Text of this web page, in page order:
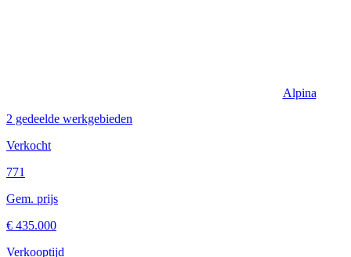
Alpina
2 gedeelde werkgebieden
Verkocht
771
Gem. prijs
€ 435.000
Verkooptijd